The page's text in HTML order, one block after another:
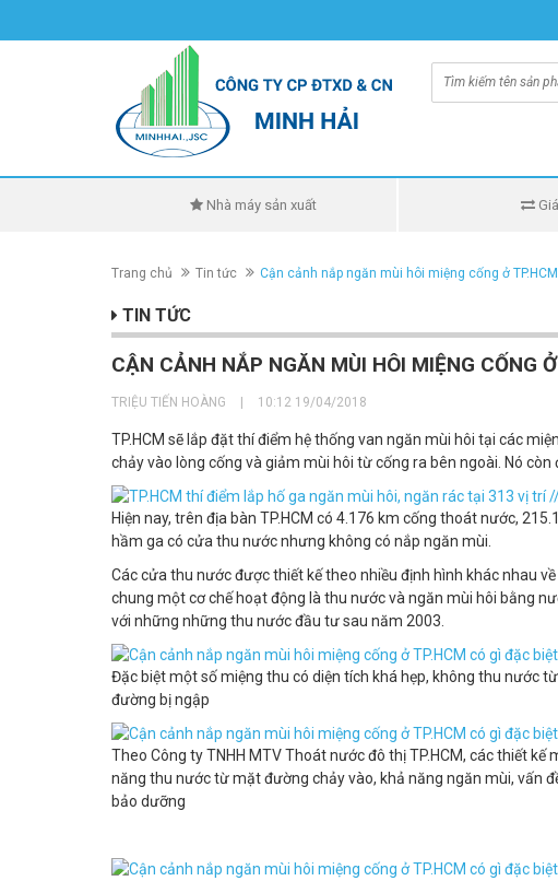
Nhà máy sản xuất
Trang chủ Tin tức Cận cảnh nắp ngăn mùi hôi miệng cống ở
TIN TỨC
CẬN CẢNH NẮP NGĂN MÙI HÔI MIỆNG CỐNG
TRIỆU TIẾN HOÀNG 10:12 19/04/2018
TP.HCM sẽ lắp đặt thí điểm hệ thống van ngăn mùi hôi tại các
chảy vào lòng cống và giảm mùi hôi từ cống ra bên ngoài. Nó
Hiện nay, trên địa bàn TP.HCM có 4.176 km cống thoát nước,
hầm ga có cửa thu nước nhưng không có nắp ngăn mùi.
Các cửa thu nước được thiết kế theo nhiều định hình khác nhau
chung một cơ chế hoạt động là thu nước và ngăn mùi hôi bằng
với những những thu nước đầu tư sau năm 2003.
Đặc biệt một số miệng thu có diện tích khá hẹp, không thu nước
đường bị ngập
Theo Công ty TNHH MTV Thoát nước đô thị TP.HCM, các thiết
năng thu nước từ mặt đường chảy vào, khả năng ngăn mùi, vấn
bảo dưỡng